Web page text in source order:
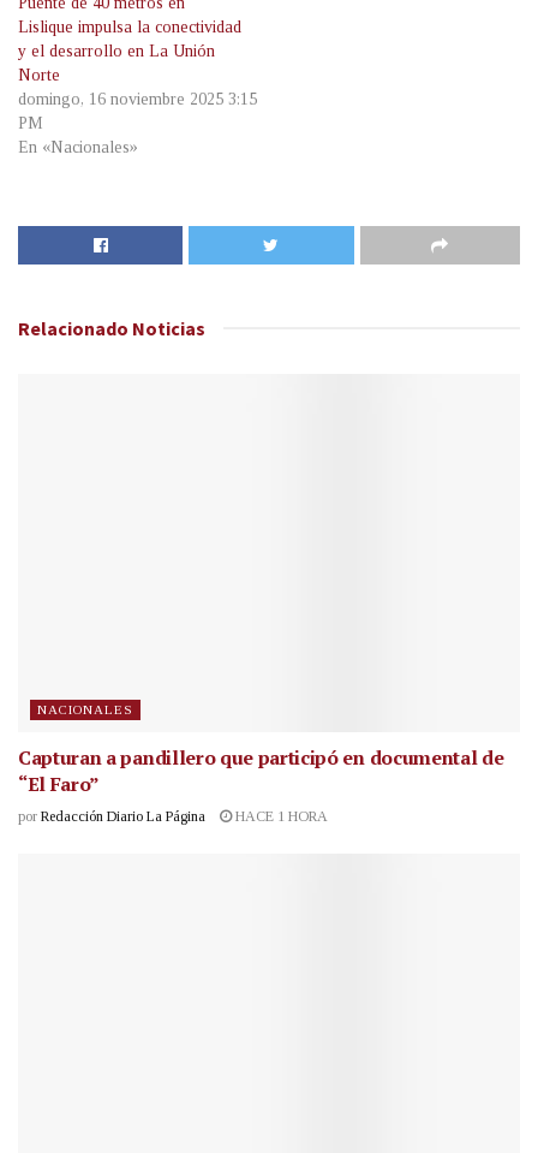
Lislique impulsa la conectividad
y el desarrollo en La Unión
Norte
domingo, 16 noviembre 2025 3:15
PM
En «Nacionales»
Relacionado Noticias
NACIONALES
Capturan a pandillero que participó en documental de
“El Faro”
por Redacción Diario La Página HACE 1 HORA